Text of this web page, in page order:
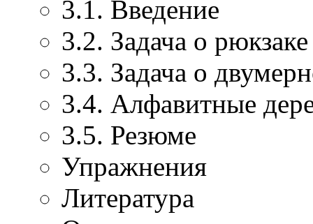
3.1. Введение
3.2. Задача о рюкзаке
3.3. Задача о
3.4. Алфавитные
3.5. Резюме
Упражнения
Литература